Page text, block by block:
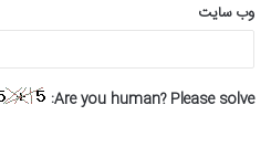
وب‌ سایت
Are you human? Please solve: